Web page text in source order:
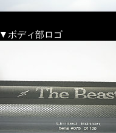
▼ボディ部ロゴ